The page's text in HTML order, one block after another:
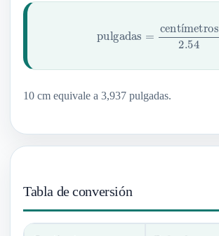
í
centímetros2.54
10 cm equivale a 3,937 pulgadas.
Tabla de conversión